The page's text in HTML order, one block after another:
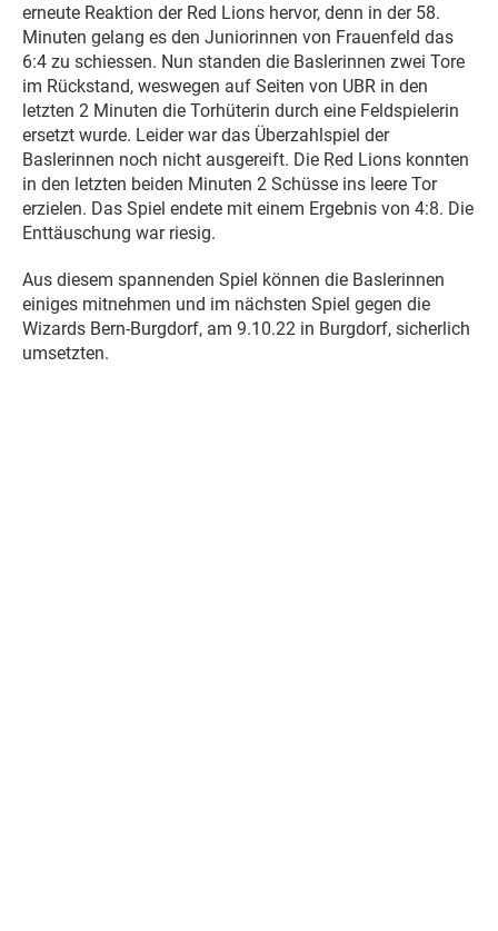
erneute Reaktion der Red Lions hervor, denn in der 58.
Minuten gelang es den Juniorinnen von Frauenfeld das
6:4 zu schiessen. Nun standen die Baslerinnen zwei Tore
im Rückstand, weswegen auf Seiten von UBR in den
letzten 2 Minuten die Torhüterin durch eine Feldspielerin
ersetzt wurde. Leider war das Überzahlspiel der
Baslerinnen noch nicht ausgereift. Die Red Lions konnten
in den letzten beiden Minuten 2 Schüsse ins leere Tor
erzielen. Das Spiel endete mit einem Ergebnis von 4:8. Die
Enttäuschung war riesig.
Aus diesem spannenden Spiel können die Baslerinnen
einiges mitnehmen und im nächsten Spiel gegen die
Wizards Bern-Burgdorf, am 9.10.22 in Burgdorf, sicherlich
umsetzten.